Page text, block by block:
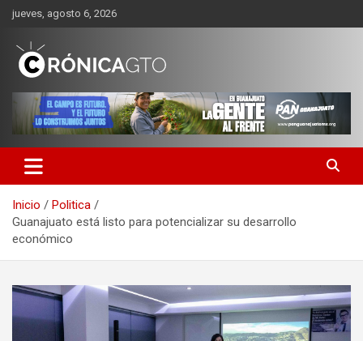
Saltar
contenido
jueves, agosto 6, 2026
CRONICA GUANAJUATO
Inicio
Politica
Guanajuato está listo para potencializar su desarrollo
económico